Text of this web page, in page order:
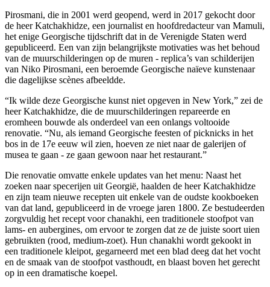
Pirosmani, die in 2001 werd geopend, werd in 2017 gekocht door
de heer Katchakhidze, een journalist en hoofdredacteur van Mamuli,
het enige Georgische tijdschrift dat in de Verenigde Staten werd
gepubliceerd. Een van zijn belangrijkste motivaties was het behoud
van de muurschilderingen op de muren - replica’s van schilderijen
van Niko Pirosmani, een beroemde Georgische naïeve kunstenaar
die dagelijkse scènes afbeeldde.
“Ik wilde deze Georgische kunst niet opgeven in New York,” zei de
heer Katchakhidze, die de muurschilderingen repareerde en
eromheen bouwde als onderdeel van een onlangs voltooide
renovatie. “Nu, als iemand Georgische feesten of picknicks in het
bos in de 17e eeuw wil zien, hoeven ze niet naar de galerijen of
musea te gaan - ze gaan gewoon naar het restaurant.”
Die renovatie omvatte enkele updates van het menu: Naast het
zoeken naar specerijen uit Georgië, haalden de heer Katchakhidze
en zijn team nieuwe recepten uit enkele van de oudste kookboeken
van dat land, gepubliceerd in de vroege jaren 1800. Ze bestudeerden
zorgvuldig het recept voor chanakhi, een traditionele stoofpot van
lams- en aubergines, om ervoor te zorgen dat ze de juiste soort uien
gebruikten (rood, medium-zoet). Hun chanakhi wordt gekookt in
een traditionele kleipot, gegarneerd met een blad deeg dat het vocht
en de smaak van de stoofpot vasthoudt, en blaast boven het gerecht
op in een dramatische koepel.